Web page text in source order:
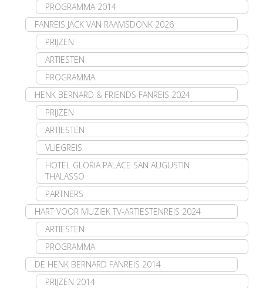
PROGRAMMA 2014
FANREIS JACK VAN RAAMSDONK 2026
PRIJZEN
ARTIESTEN
PROGRAMMA
HENK BERNARD & FRIENDS FANREIS 2024
PRIJZEN
ARTIESTEN
VLIEGREIS
HOTEL GLORIA PALACE SAN AUGUSTIN
THALASSO
PARTNERS
HART VOOR MUZIEK TV-ARTIESTENREIS 2024
ARTIESTEN
PROGRAMMA
DE HENK BERNARD FANREIS 2014
PRIJZEN 2014